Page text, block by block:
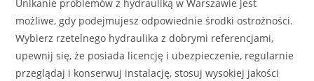
Unikanie problemów z hydrauliką w Warszawie jest
możliwe, gdy podejmujesz odpowiednie środki ostrożności.
Wybierz rzetelnego hydraulika z dobrymi referencjami,
upewnij się, że posiada licencję i ubezpieczenie, regularnie
przeglądaj i konserwuj instalację, stosuj wysokiej jakości